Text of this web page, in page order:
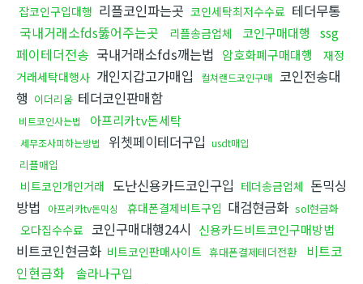
잡코인구입대행 리플코인파는곳 코인세탁최저수수료 테더무통
국내거래소fds뚫어주는곳
리플송금업체 코인구매대행
ssg
페이테더전송 국내거래소fds깨는법 암호화폐구매대행
재정
거래세탁대행사 개인지갑고가매입 컬쳐랜드코인구매 코인전송대
행 이더리움 테더코인판매함
비트코인사는법 아프리카tv돈세탁
세무조사피하는방법 위쳇페이테더구입 usdt매입
리플매입
비트코인개인거래 도난신용카드코인구입 테더송금업체 돈믹싱
방법
아프리카tv돈믹싱 휴대폰결제비트구입 대검현금화 sol현금화
오다집수수료 코인구매대행24시 신용카드비트코인구매방법
비트코인현금화 비트코인판매사이트 휴대폰결제테더전환
비트코
인현금화
솔라나구입